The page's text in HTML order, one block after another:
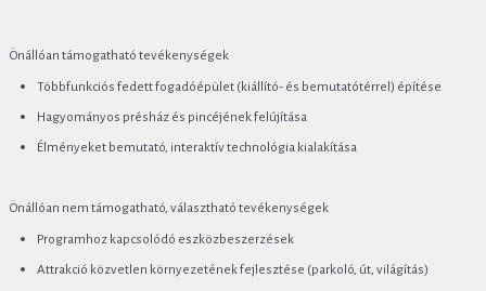
Önállóan támogatható tevékenységek
Többfunkciós fedett fogadóépület (kiállító- és bemutatótérrel) építése
Hagyományos présház és pincéjének felújítása
Élményeket bemutató, interaktív technológia kialakítása
Önállóan nem támogatható, választható tevékenységek
Programhoz kapcsolódó eszközbeszerzések
Attrakció közvetlen környezetének fejlesztése (parkoló, út, világítás)